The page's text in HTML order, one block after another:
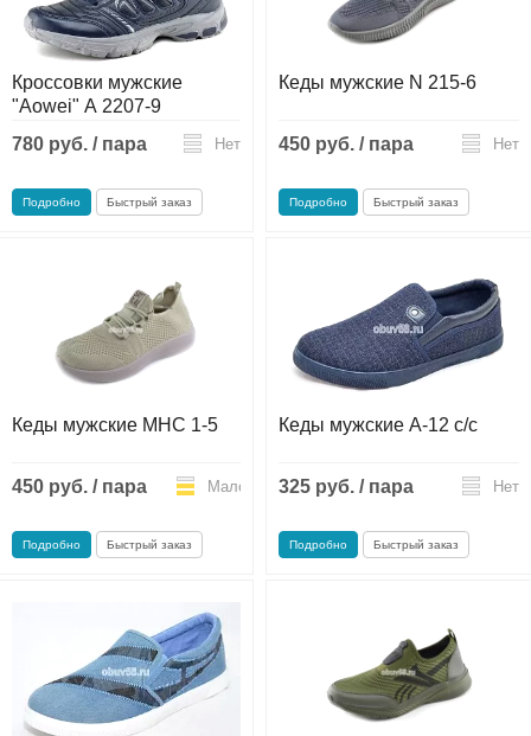
Кроссовки мужские
"Aowei" А 2207-9
780 руб. / пара
Нет
Подробно Быстрый заказ
Кеды мужские N 215-6
450 руб. / пара Нет
Подробно Быстрый заказ
Кеды мужские MHC 1-5
450 руб. / пара Мало
Подробно Быстрый заказ
Кеды мужские А-12 с/с
325 руб. / пара Нет
Подробно Быстрый заказ